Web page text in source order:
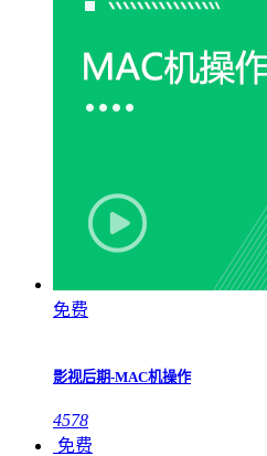
免费
影视后期-MAC机操作
4578
免费